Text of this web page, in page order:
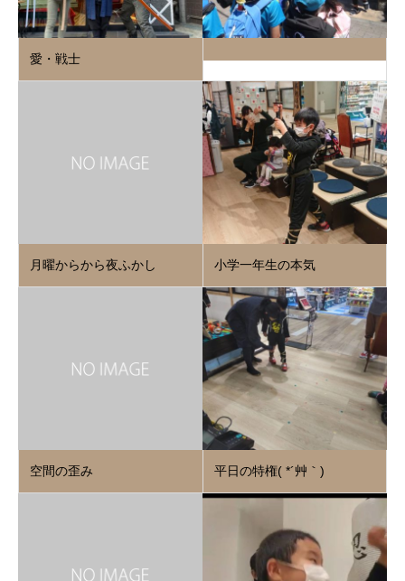
愛・戦士
月曜からから夜ふかし 小学一年生の本気
空間の歪み 平日の特権( *´艸｀)